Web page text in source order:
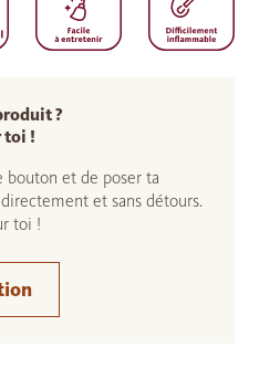
?
toi !
et de poser ta
et sans détours.
toi !